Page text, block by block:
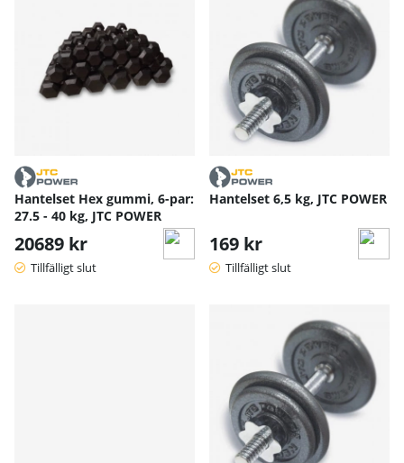
Hantelset Hex gummi, 6-par:
27.5 - 40 kg, JTC POWER
20689 kr
Tillfälligt slut
Hantelset 6,5 kg, JTC POWER
169 kr
Tillfälligt slut